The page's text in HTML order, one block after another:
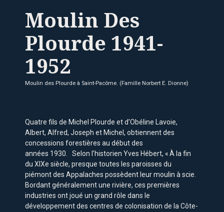
Moulin Des
Plourde 1941-
1952
Moulin des Plourde à Saint-Pacôme. (Famille Norbert E. Dionne)
Quatre fils de Michel Plourde et d’Obéline Lavoie,
Albert, Alfred, Joseph et Michel, obtiennent des
concessions forestières au début des
années 1930. Selon l’historien Yves Hébert, « À la fin
du XIXe siècle, presque toutes les paroisses du
piémont des Appalaches possèdent leur moulin à scie.
Bordant généralement une rivière, ces premières
industries ont joué un grand rôle dans le
développement des centres de colonisation de la Côte-